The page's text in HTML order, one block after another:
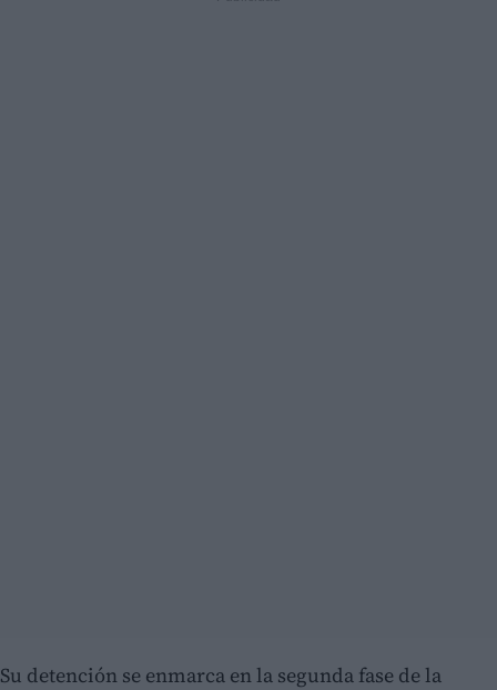
Su detención se enmarca en la segunda fase de la